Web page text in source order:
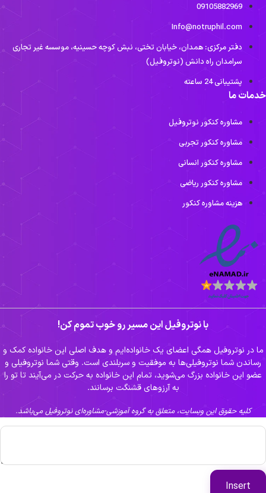
09105882969
Info@notruphil.com
دفتر مرکزی: همدان، خیابان تختی، نبش کوچه حسینیه، موسسه غیر تجاری
سرامدان راه دانش (نوتروفیل)
پشتیبانی 24 ساعته
ما
مشاوره کنکور نوتروفیل
مشاوره کنکور تجربی
مشاوره کنکور انسانی
مشاوره کنکور ریاضی
هزینه مشاوره کنکور
با نوتروفیل این مسیر رو خوب تموم کن!
در نوتروفیل همگی اعضای یک خانواده‌ایم و هدف اصلی این خانواده کمک و
رساندن شما نوتروفیلی‌ها به موفقیت و سربلندی است. وقتی شما نوتروفیلی و
این خانواده بزرگ می‌شوید، تمام این خانواده به حرکت در می‌آیند تا تو را
به آرزوهای قشنگت برسانند.
کلیه حقوق این وبسایت، متعلق به گروه آموزشی-مشاوره‌ای نوتروفیل می‌باشد.
Insert